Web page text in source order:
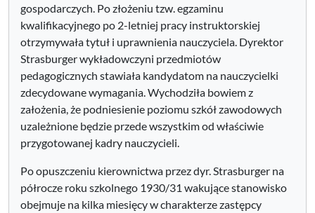
gospodarczych. Po złożeniu tzw. egzaminu
kwalifikacyjnego po 2-letniej pracy instruktorskiej
otrzymywała tytuł i uprawnienia nauczyciela. Dyrektor
Strasburger wykładowczyni przedmiotów
pedagogicznych stawiała kandydatom na nauczycielki
zdecydowane wymagania. Wychodziła bowiem z
założenia, że podniesienie poziomu szkół zawodowych
uzależnione będzie przede wszystkim od właściwie
przygotowanej kadry nauczycieli.
Po opuszczeniu kierownictwa przez dyr. Strasburger na
półrocze roku szkolnego 1930/31 wakujące stanowisko
obejmuje na kilka miesięcy w charakterze zastępcy